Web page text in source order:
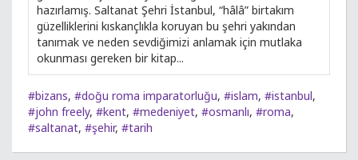
hazırlamış. Saltanat Şehri İstanbul, “hâlâ” birtakım
güzelliklerini kıskançlıkla koruyan bu şehri yakından
tanımak ve neden sevdiğimizi anlamak için mutlaka
okunması gereken bir kitap...
#bizans, #doğu roma imparatorluğu, #islam, #istanbul,
#john freely, #kent, #medeniyet, #osmanlı, #roma,
#saltanat, #şehir, #tarih